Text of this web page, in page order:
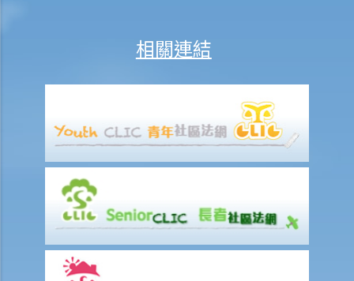
Q1. 在道路或高速公路上駕駛太慢是否違法？法律是否有沒有規定道路
上的最低車速？
6. 與安全裝備有關
Q1. 乘客可以基於醫療原因拒絕佩戴安全帶嗎？
Q2. 如果乘客與年幼的孩子一起旅行，他/她可以使用一條安全帶來繫住
自己和幼兒嗎？
7. 與使用流動電話有關
相關連結